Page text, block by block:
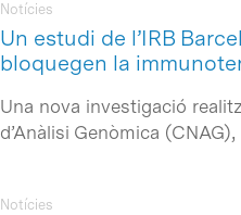
Un estudi de l’IRB
bloquegen la
Notícies
Una nova investigació
d’Anàlisi Genòmica
Notícies